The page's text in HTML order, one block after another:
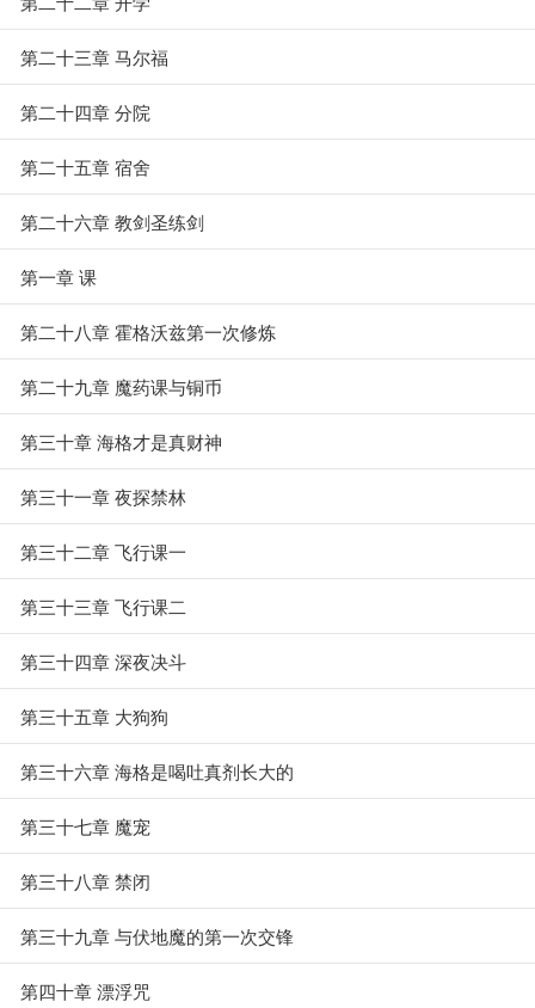
第二十三章 马尔福
第二十四章 分院
第二十五章 宿舍
第二十六章 教剑圣练剑
第一章 课
第二十八章 霍格沃兹第一次修炼
第二十九章 魔药课与铜币
第三十章 海格才是真财神
第三十一章 夜探禁林
第三十二章 飞行课一
第三十三章 飞行课二
第三十四章 深夜决斗
第三十五章 大狗狗
第三十六章 海格是喝吐真剂长大的
第三十七章 魔宠
第三十八章 禁闭
第三十九章 与伏地魔的第一次交锋
第四十章 漂浮咒